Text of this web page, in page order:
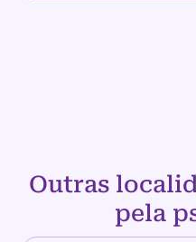
Outras
pela